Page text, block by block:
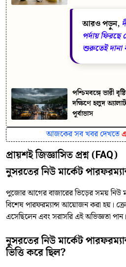
আরও পড়ুন,
পর্দায়
শুরুতেই দানা
পশ্চিমবঙ্গে ভারী
দক্ষিণে হলুদ
পূর্বাভাস
আজকের সব খবর দেখতে
প্রায়শই জিজ্ঞাসিত প্রশ্ন (FAQ)
নুসরতের নিউ মার্কেট
পুজোর আগের বাজারের ভিড়ের সময় নিউ
বিশেষ পারফরম্যান্স আয়োজন করা হয়।
এসেছিলেন এবং সরাসরি এই অভিজ্ঞতা পান।
নুসরতের নিউ মার্কেট
ভিত্তি করে ছিল?